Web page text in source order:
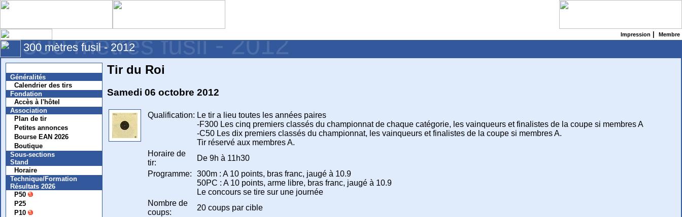
Impression Membre
300 mètres fusil - 2012
300 mètres fusil - 2012
Généralités
Calendrier des tirs
Fondation
Accès à l'hôtel
Association
Plan de tir
Petites annonces
Bourse EAN 2026
Boutique
Sous-sections
Stand
Horaire
Technique/Formation
Résultats 2026
P50
P25
P10
Tir du Roi
Samedi 06 octobre 2012
Qualification: Le tir a lieu toutes les années paires
-F300 Les cinq premiers classés du championnat de chaque catégorie, les vainqueurs et finalistes de la coupe si membres A
-C50 Les dix premiers classés du championnat, les vainqueurs et finalistes de la coupe si membres A.
Tir réservé aux membres A.
Horaire de
tir:
De 9h à 11h30
Programme:
300m : A 10 points, bras franc, jaugé à 10.9
50PC : A 10 points, arme libre, bras franc, jaugé à 10.9
Le concours se tire sur une journée
Nombre de
coups:
20 coups par cible